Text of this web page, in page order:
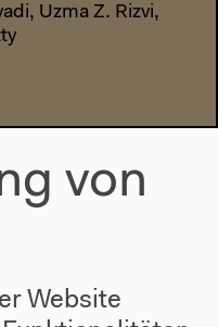
Uzma Z. Rizvi,
von
Website